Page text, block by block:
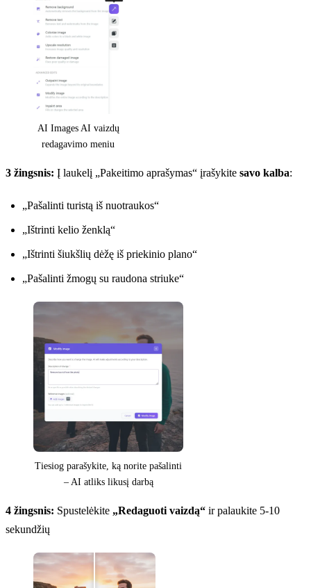
AI Images AI vaizdų
redagavimo meniu
3 žingsnis: Į laukelį „Pakeitimo aprašymas“ įrašykite savo kalba:
„Pašalinti turistą iš nuotraukos“
„Ištrinti kelio ženklą“
„Ištrinti šiukšlių dėžę iš priekinio plano“
„Pašalinti žmogų su raudona striuke“
Tiesiog parašykite, ką norite pašalinti
– AI atliks likusį darbą
4 žingsnis: Spustelėkite „Redaguoti vaizdą“ ir palaukite 5-10
sekundžių